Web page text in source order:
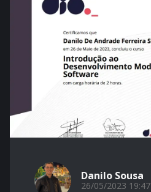
Danilo Sousa
26/05/2023 19:47